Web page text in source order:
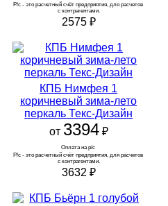
Р/с - это расчетный счёт предприятия, для расчетов
с контрагентами.
2575₽
КПБ Нимфея 1
коричневый зима-лето
перкаль Текс-Дизайн
от 3394₽
Оплата на р/с
Р/с - это расчетный счёт предприятия, для расчетов
с контрагентами.
3632 ₽